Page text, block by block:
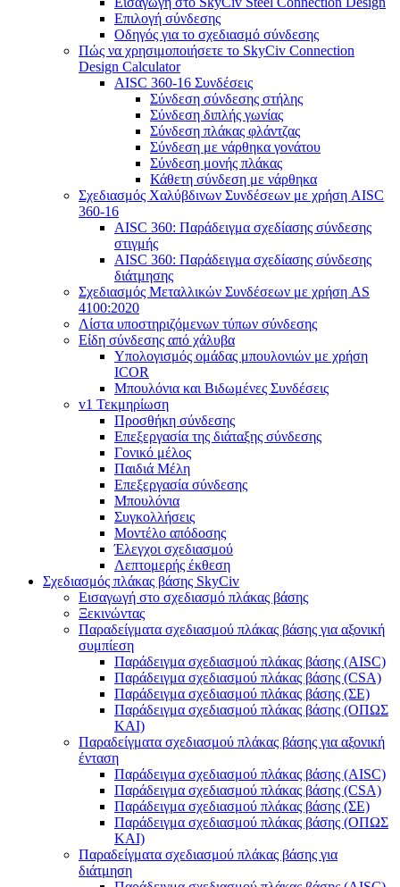
Επιλογή σύνδεσης
Οδηγός για το σχεδιασμό σύνδεσης
Πώς να χρησιμοποιήσετε το SkyCiv Connection
Design Calculator
AISC 360-16 Συνδέσεις
Σύνδεση σύνδεσης στήλης
Σύνδεση διπλής γωνίας
Σύνδεση πλάκας φλάντζας
Σύνδεση με νάρθηκα γονάτου
Σύνδεση μονής πλάκας
Κάθετη σύνδεση με νάρθηκα
Σχεδιασμός Χαλύβδινων Συνδέσεων με χρήση AISC
360-16
AISC 360: Παράδειγμα σχεδίασης σύνδεσης
στιγμής
AISC 360: Παράδειγμα σχεδίασης σύνδεσης
διάτμησης
Σχεδιασμός Μεταλλικών Συνδέσεων με χρήση AS
4100:2020
Λίστα υποστηριζόμενων τύπων σύνδεσης
Είδη σύνδεσης από χάλυβα
Υπολογισμός ομάδας μπουλονιών με χρήση
ICOR
Μπουλόνια και Βιδωμένες Συνδέσεις
v1 Τεκμηρίωση
Προσθήκη σύνδεσης
Επεξεργασία της διάταξης σύνδεσης
Γονικό μέλος
Παιδιά Μέλη
Επεξεργασία σύνδεσης
Μπουλόνια
Συγκολλήσεις
Μοντέλο απόδοσης
Έλεγχοι σχεδιασμού
Λεπτομερής έκθεση
Σχεδιασμός πλάκας βάσης SkyCiv
Εισαγωγή στο σχεδιασμό πλάκας βάσης
Ξεκινώντας
Παραδείγματα σχεδιασμού πλάκας βάσης για αξονική
συμπίεση
Παράδειγμα σχεδιασμού πλάκας βάσης (AISC)
Παράδειγμα σχεδιασμού πλάκας βάσης (CSA)
Παράδειγμα σχεδιασμού πλάκας βάσης (ΣΕ)
Παράδειγμα σχεδιασμού πλάκας βάσης (ΟΠΩΣ
ΚΑΙ)
Παραδείγματα σχεδιασμού πλάκας βάσης για αξονική
ένταση
Παράδειγμα σχεδιασμού πλάκας βάσης (AISC)
Παράδειγμα σχεδιασμού πλάκας βάσης (CSA)
Παράδειγμα σχεδιασμού πλάκας βάσης (ΣΕ)
Παράδειγμα σχεδιασμού πλάκας βάσης (ΟΠΩΣ
ΚΑΙ)
Παραδείγματα σχεδιασμού πλάκας βάσης για
διάτμηση